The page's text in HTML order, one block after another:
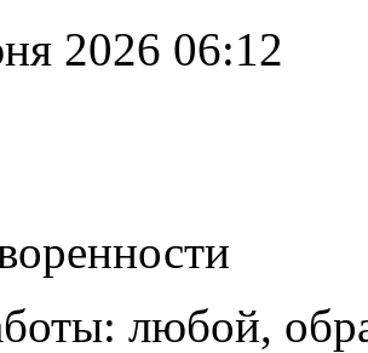
2026 06:12
любой,